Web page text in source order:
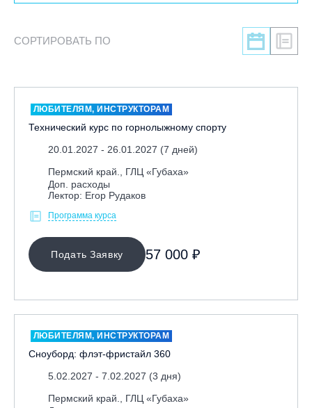
ЛЕКТОР
МЕСТО ПРОВЕДЕНИЯ
Байкальск, ГЛЦ «Гора Соболиная»
Вологодская обл., ГЛК "Ципина гора"
Грузия, ГК «Гудаури»
Дистанционно
Екатеринбург, ГЛЦ «Уктус»
Ижевск, КАО «Нечкино»
СОРТИРОВАТЬ ПО
ЛЮБИТЕЛЯМ, ИНСТРУКТОРАМ
Технический курс по горнолыжному спорту
20.01.2027 - 26.01.2027 (7 дней)
Пермский край., ГЛЦ «Губаха»
Доп. расходы
Лектор: Егор Рудаков
Программа курса
Подать Заявку 57 000 ₽
ЛЮБИТЕЛЯМ, ИНСТРУКТОРАМ
Сноуборд: флэт-фристайл 360
5.02.2027 - 7.02.2027 (3 дня)
Пермский край., ГЛЦ «Губаха»